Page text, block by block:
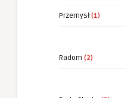
Przemysł (1)
Radom (2)